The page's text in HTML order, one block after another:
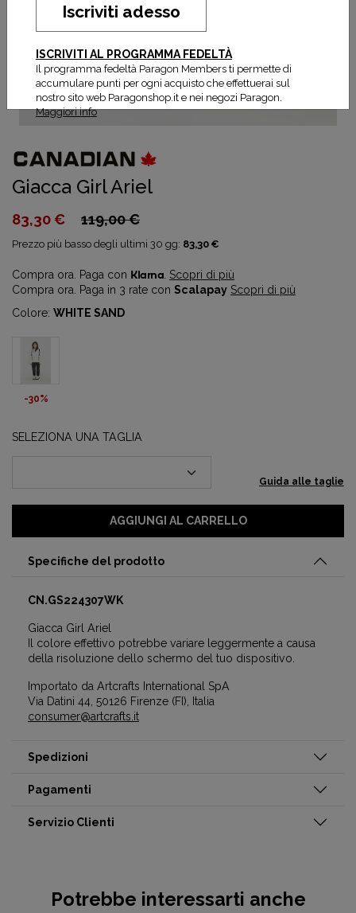
Giacca Girl Ariel
83,30 € 119,00 €
Prezzo più basso degli ultimi 30 gg: 83,30 €
Compra ora. Paga con Klarna Scopri di più
Compra ora. Paga in 3 rate con Scalapay Scopri di più
Colore: WHITE SAND
-30%
SELEZIONA UNA TAGLIA
Guida alle taglie
AGGIUNGI AL CARRELLO
Specifiche del prodotto
CN.GS224307WK
Giacca Girl Ariel
Il colore effettivo potrebbe variare leggermente a causa
della risoluzione dello schermo del tuo dispositivo.
Importato da Artcrafts International SpA
Via Datini 44, 50126 Firenze (FI), Italia
consumer@artcrafts.it
Spedizioni
Pagamenti
Servizio Clienti
Potrebbe interessarti anche
Iscriviti adesso
ISCRIVITI AL PROGRAMMA FEDELTÀ
Il programma fedeltà Paragon Members ti permette di
accumulare punti per ogni acquisto che effettuerai sul
nostro sito web Paragonshop.it e nei negozi Paragon.
Maggiori info